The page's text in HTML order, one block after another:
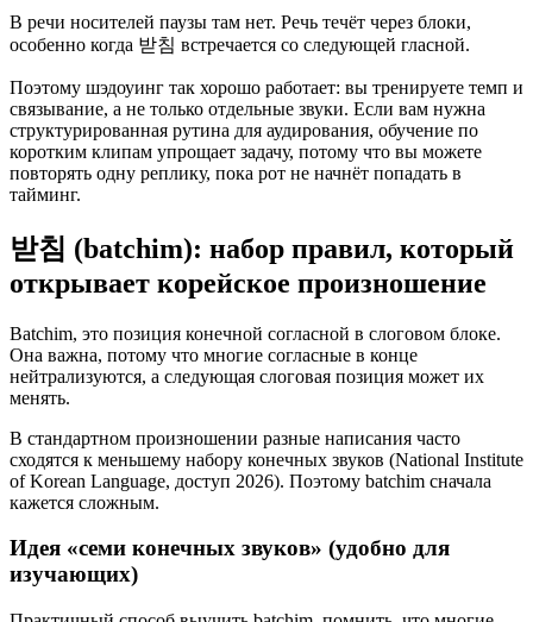
В речи носителей паузы там нет. Речь течёт через блоки,
особенно когда 받침 встречается со следующей гласной.
Поэтому шэдоуинг так хорошо работает: вы тренируете темп и
связывание, а не только отдельные звуки. Если вам нужна
структурированная рутина для аудирования, обучение по
коротким клипам упрощает задачу, потому что вы можете
повторять одну реплику, пока рот не начнёт попадать в
тайминг.
받침 (batchim): набор правил, который
открывает корейское произношение
Batchim, это позиция конечной согласной в слоговом блоке.
Она важна, потому что многие согласные в конце
нейтрализуются, а следующая слоговая позиция может их
менять.
В стандартном произношении разные написания часто
сходятся к меньшему набору конечных звуков (National Institute
of Korean Language, доступ 2026). Поэтому batchim сначала
кажется сложным.
Идея «семи конечных звуков» (удобно для
изучающих)